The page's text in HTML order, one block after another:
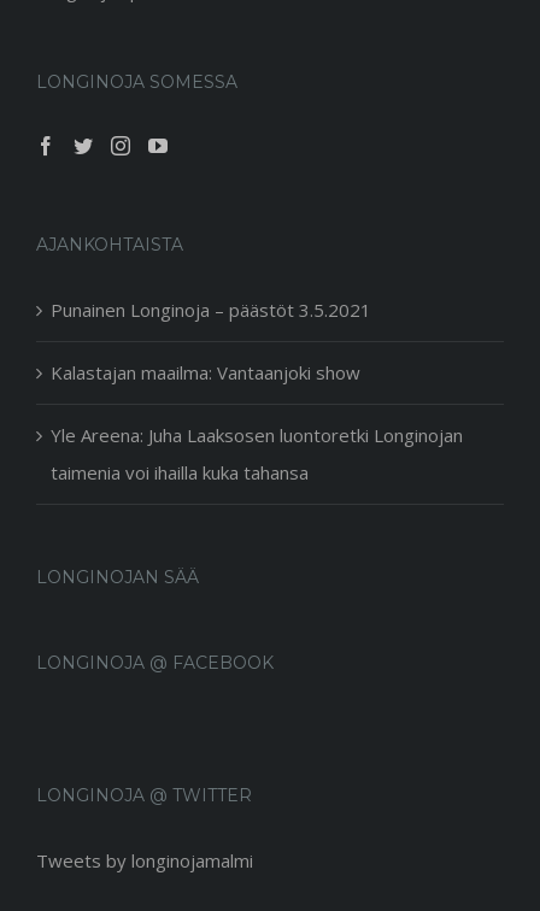
LONGINOJA SOMESSA
AJANKOHTAISTA
Punainen Longinoja – päästöt 3.5.2021
Kalastajan maailma: Vantaanjoki show
Yle Areena: Juha Laaksosen luontoretki Longinojan
taimenia voi ihailla kuka tahansa
LONGINOJAN SÄÄ
LONGINOJA @ FACEBOOK
LONGINOJA @ TWITTER
Tweets by longinojamalmi